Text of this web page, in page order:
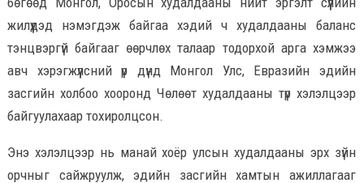
жилүүдэд нэмэгдэж байгаа хэдий ч худалдааны баланс
тэнцвэргүй байгааг өөрчлөх талаар тодорхой арга хэмжээ
авч хэрэгжүүлсний үр дүнд Монгол Улс, Евразийн эдийн
засгийн холбоо хооронд Чөлөөт худалдааны түр хэлэлцээр
байгуулахаар тохиролцсон.
Энэ хэлэлцээр нь манай хоёр улсын худалдааны эрх зүйн
орчныг сайжруулж, эдийн засгийн хамтын ажиллагааг